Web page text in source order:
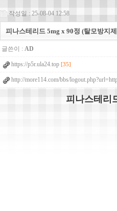
작성일 : 25-08-04 12:58
피나스테리드 5mg x 90정 (탈모방지
글쓴이 : AD
https://p5r.ula24.top [35]
http://more114.com/bbs/
피나스테리